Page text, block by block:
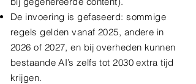
De invoering is gefaseerd: sommige
regels gelden vanaf 2025, andere in
2026 of 2027, en bij overheden kunnen
bestaande AI’s zelfs tot 2030 extra tijd
krijgen.